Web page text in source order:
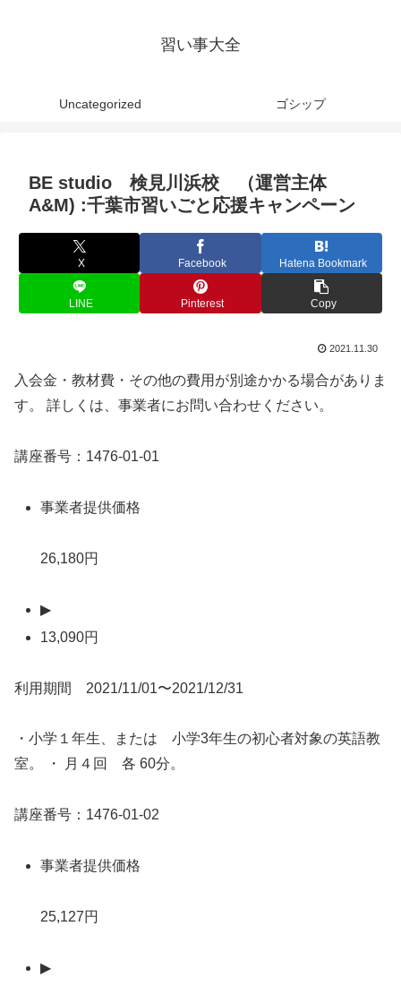
習い事大全
Uncategorized ゴシップ
BE studio 検見川浜校 （運営主体
A&M) :千葉市習いごと応援キャンペーン
X Facebook Hatena Bookmark
LINE Pinterest Copy
2021.11.30
入会金・教材費・その他の費用が別途かかる場合がありま
す。 詳しくは、事業者にお問い合わせください。
講座番号：1476-01-01
事業者提供価格
26,180円
▶
13,090円
利用期間 2021/11/01〜2021/12/31
・小学１年生、または 小学3年生の初心者対象の英語教
室。 ・ 月４回 各 60分。
講座番号：1476-01-02
事業者提供価格
25,127円
▶